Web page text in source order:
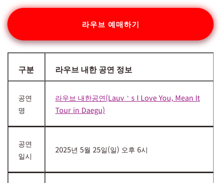
라우브 예매하기
구분 라우브 내한 공연 정보
공연
명
라우브 내한공연(Lauv＇s I Love You, Mean It
Tour in Daegu)
공연
일시
2025년 5월 25일(일) 오후 6시